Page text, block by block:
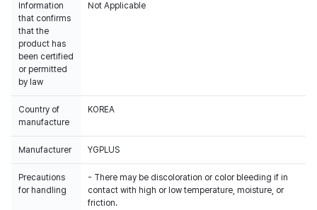
Information
that confirms
that the
product has
been certified
or permitted
by law
Not Applicable
Country of
manufacture
KOREA
Manufacturer YGPLUS
Precautions
for handling
- There may be discoloration or color bleeding if in
contact with high or low temperature, moisture, or
friction.